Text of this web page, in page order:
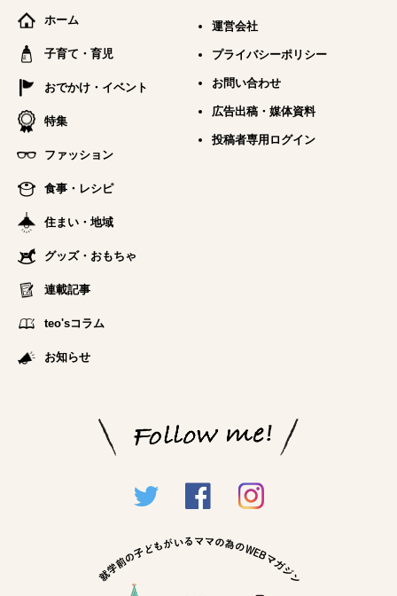
ホーム
子育て・育児
おでかけ・イベント
特集
ファッション
食事・レシピ
住まい・地域
グッズ・おもちゃ
連載記事
teo'sコラム
お知らせ
運営会社
プライバシーポリシー
お問い合わせ
広告出稿・媒体資料
投稿者専用ログイン